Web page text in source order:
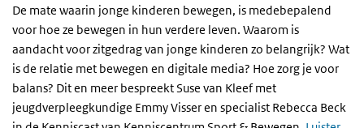
De mate waarin jonge kinderen bewegen, is medebepalend
voor hoe ze bewegen in hun verdere leven. Waarom is
aandacht voor zitgedrag van jonge kinderen zo belangrijk? Wat
is de relatie met bewegen en digitale media? Hoe zorg je voor
balans? Dit en meer bespreekt Suse van Kleef met
jeugdverpleegkundige Emmy Visser en specialist Rebecca Beck